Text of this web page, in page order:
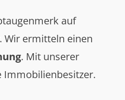
auf
. Wir ermitteln einen
. Mit unserer
Immobilienbesitzer.